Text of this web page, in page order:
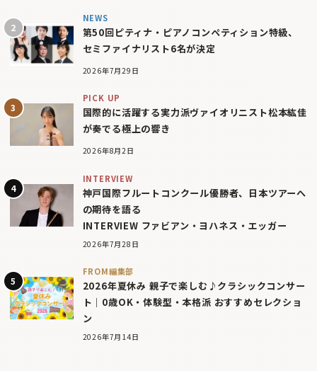
NEWS
第50回ピティナ・ピアノコンペティション特級、
セミファイナリスト6名が決定
2026年7月29日
PICK UP
国際的に活躍する実力派ヴァイオリニスト松本紘佳
が奏でる極上の響き
2026年8月2日
INTERVIEW
神戸国際フルートコンクール優勝者、日本ツアーへ
の期待を語る
INTERVIEW ファビアン・ヨハネス・エッガー
2026年7月28日
FROM編集部
2026年夏休み 親子で楽しむ♪クラシックコンサー
ト｜0歳OK・体験型・本格派 おすすめセレクショ
ン
2026年7月14日